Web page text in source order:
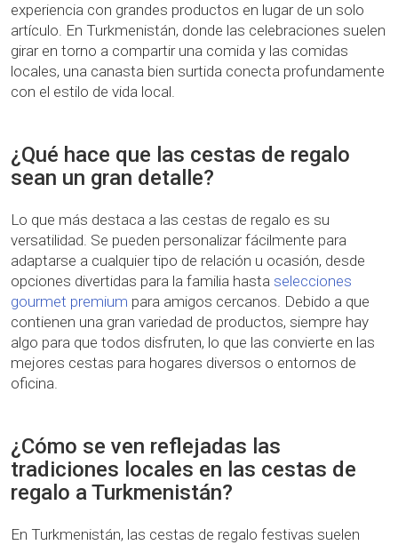
experiencia con grandes productos en lugar de un solo
artículo. En Turkmenistán, donde las celebraciones suelen
girar en torno a compartir una comida y las comidas
locales, una canasta bien surtida conecta profundamente
con el estilo de vida local.
¿Qué hace que las cestas de regalo
sean un gran detalle?
Lo que más destaca a las cestas de regalo es su
versatilidad. Se pueden personalizar fácilmente para
adaptarse a cualquier tipo de relación u ocasión, desde
opciones divertidas para la familia hasta selecciones
gourmet premium para amigos cercanos. Debido a que
contienen una gran variedad de productos, siempre hay
algo para que todos disfruten, lo que las convierte en las
mejores cestas para hogares diversos o entornos de
oficina.
¿Cómo se ven reflejadas las
tradiciones locales en las cestas de
regalo a Turkmenistán?
En Turkmenistán, las cestas de regalo festivas suelen